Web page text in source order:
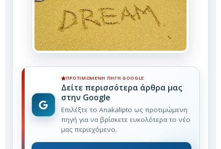
ΠΡΟΤΙΜΏΜΕΝΗ ΠΗΓΉ GOOGLE
Δείτε περισσότερα άρθρα μας
στην Google
Επιλέξτε το Anakalipto ως προτιμώμενη
πηγή για να βρίσκετε ευκολότερα το νέο
μας περιεχόμενο.